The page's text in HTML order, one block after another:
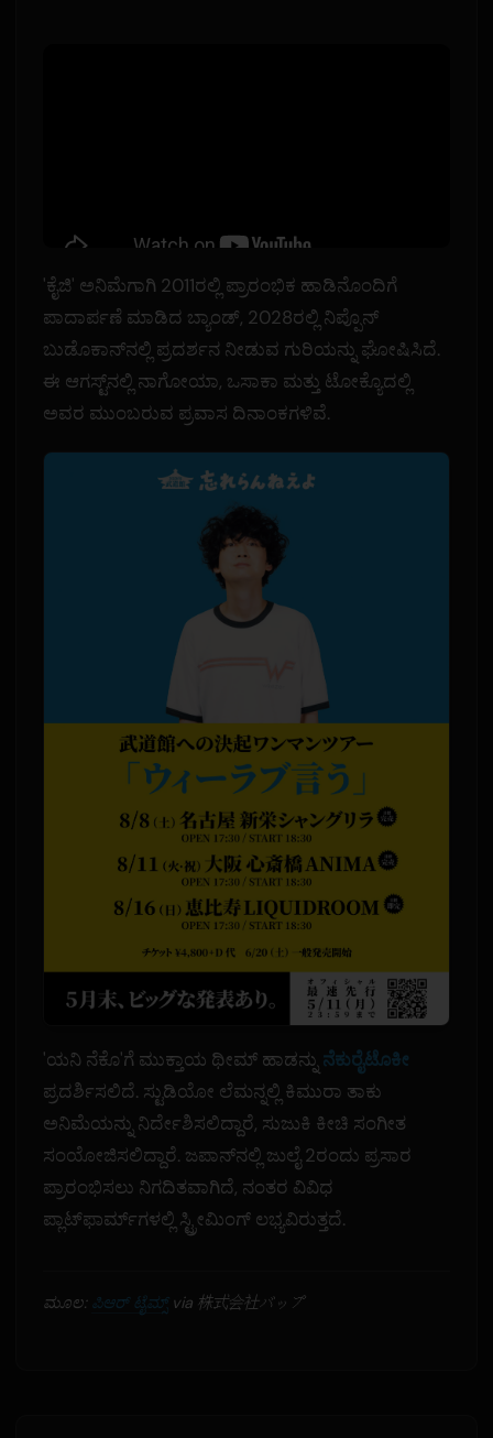
'ಕೈಜಿ' ಅನಿಮೆಗಾಗಿ 2011ರಲ್ಲಿ ಪ್ರಾರಂಭಿಕ ಹಾಡಿನೊಂದಿಗೆ
ಪಾದಾರ್ಪಣೆ ಮಾಡಿದ ಬ್ಯಾಂಡ್, 2028ರಲ್ಲಿ ನಿಪ್ಪೊನ್
ಬುಡೊಕಾನ್‌ನಲ್ಲಿ ಪ್ರದರ್ಶನ ನೀಡುವ ಗುರಿಯನ್ನು ಘೋಷಿಸಿದೆ.
ಈ ಆಗಸ್ಟ್‌ನಲ್ಲಿ ನಾಗೋಯಾ, ಒಸಾಕಾ ಮತ್ತು ಟೋಕ್ಯೊದಲ್ಲಿ
ಅವರ ಮುಂಬರುವ ಪ್ರವಾಸ ದಿನಾಂಕಗಳಿವೆ.
'ಯನಿ ನೆಕೊ'ಗೆ ಮುಕ್ತಾಯ ಥೀಮ್ ಹಾಡನ್ನುನೆಕುರೈಟೊಕೀ
ಪ್ರದರ್ಶಿಸಲಿದೆ. ಸ್ಟುಡಿಯೋ ಲೆಮನ್ನಲ್ಲಿ ಕಿಮುರಾ ತಾಕು
ಅನಿಮೆಯನ್ನು ನಿರ್ದೇಶಿಸಲಿದ್ದಾರೆ, ಸುಜುಕಿ ಕೀಚಿ ಸಂಗೀತ
ಸಂಯೋಜಿಸಲಿದ್ದಾರೆ. ಜಪಾನ್‌ನಲ್ಲಿ ಜುಲೈ 2ರಂದು ಪ್ರಸಾರ
ಪ್ರಾರಂಭಿಸಲು ನಿಗದಿತವಾಗಿದೆ, ನಂತರ ವಿವಿಧ
ಪ್ಲಾಟ್‌ಫಾರ್ಮ್‌ಗಳಲ್ಲಿ ಸ್ಟ್ರೀಮಿಂಗ್ ಲಭ್ಯವಿರುತ್ತದೆ.
ಮೂಲ: ಪಿಆರ್ ಟೈಮ್ಸ್via 株式会社バップ